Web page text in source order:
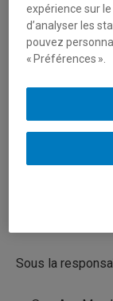
430 –
travail
sociale-
social
Sur place et en
: HEC
Decelles,
Sous la
expérience sur
d’analyser les
pouvez
« Préférences ».